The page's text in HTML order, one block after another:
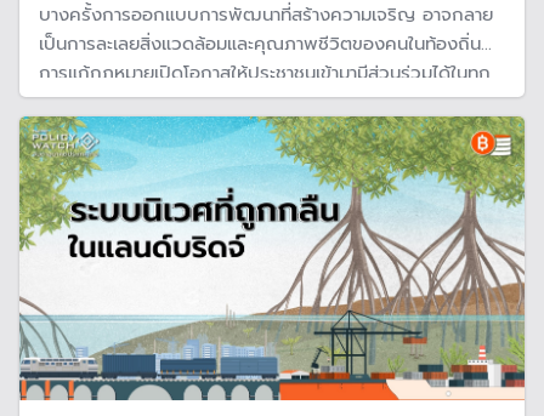
บางครั้งการออกแบบการพัฒนาที่สร้างความเจริญ อาจกลาย
เป็นการละเลยสิ่งแวดล้อมและคุณภาพชีวิตของคนในท้องถิ่น
การแก้กฎหมายเปิดโอกาสให้ประชาชนเข้ามามีส่วนร่วมได้ในทุก
ระดับ จะช่วยนำพาไปสู่การพัฒนาที่ตอบโจทย์และยั่งยืน เพราะ
หากเศรษฐกิจไม่นำมาซึ่งความมั่นคงแห่งชีวิตในท้องถิ่น การ
พัฒนาก็ไม่มีความหมาย